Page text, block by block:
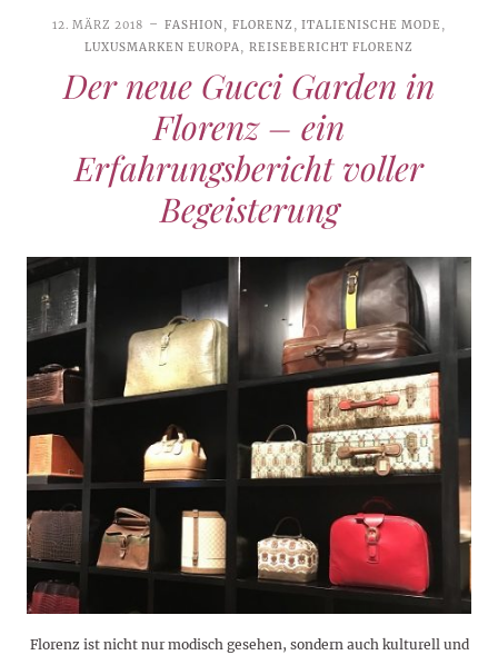
12. MÄRZ 2018 FASHION, FLORENZ , ITALIENISCHE MODE,
LUXUSMARKEN EUROPA, REISEBERICHT FLORENZ
Der neue Gucci Garden in
Florenz – ein
Erfahrungsbericht voller
Begeisterung
Florenz ist nicht nur modisch gesehen, sondern auch kulturell und